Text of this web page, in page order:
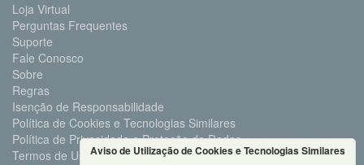
Loja Virtual
Perguntas Frequentes
Suporte
Fale Conosco
Sobre
Regras
Isenção de Responsabilidade
Política de Cookies e Tecnologias Similares
Política de Privacidade e Proteção de Dados
Termos de UsoAviso de Utilização de Cookies e Tecnologias Similares